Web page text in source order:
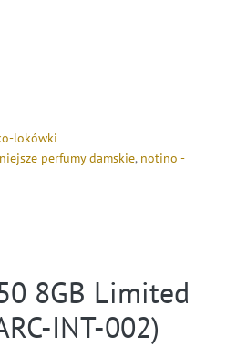
lokówki
perfumy damskie, notino -
8GB Limited
INT-002)